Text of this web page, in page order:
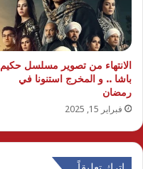
الانتهاء من تصوير مسلسل حكيم
باشا .. و المخرج استنونا في
رمضان
فبراير 15, 2025